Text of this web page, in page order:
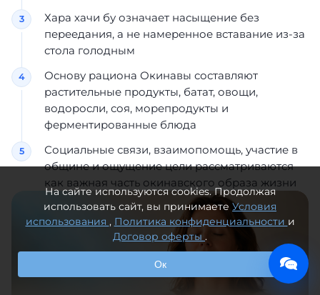
Хара хачи бу означает насыщение без
переедания, а не намеренное вставание из-за
стола голодным
Основу рациона Окинавы составляют
растительные продукты, батат, овощи,
водоросли, соя, морепродукты и
ферментированные блюда
Социальные связи, взаимопомощь, участие в
общине и ощущение цели рассматриваются
как важная часть окинавского образа жизни
На сайте используются cookies. Продолжая
использовать сайт, вы принимаете Условия
использования , Политика конфиденциальности и
Договор оферты .
Ок